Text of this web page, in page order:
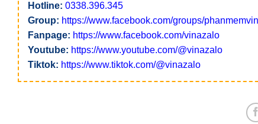
Hotline: 0338.396.345
Group: https://www.facebook.com/groups/
Fanpage: https://www.facebook.com/vinazalo
Youtube: https://www.youtube.com/@vinazalo
Tiktok: https://www.tiktok.com/@vinazalo